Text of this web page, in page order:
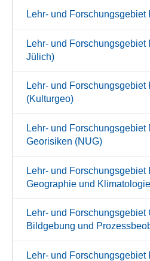
Lehr- und
Lehr- und
Jülich)
Lehr- und Forschungsgebiet
(Kulturgeo)
Lehr- und Forschungsgebiet
Georisiken (NUG)
Lehr- und Forschungsgebiet
Geographie und
Lehr- und
Bildgebung und
Lehr- und Forschungsgebiet